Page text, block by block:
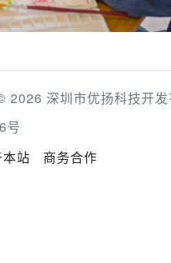
2026 深圳市优扬科技开发
号
站 商务合作